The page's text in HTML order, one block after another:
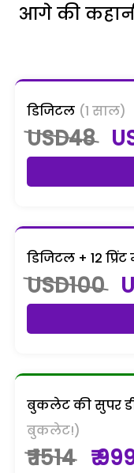
आगे की
डिजिटल (1 साल)
USD48
डिजिटल + 12
USD100
बुकलेट की सुपर
बुकलेट!)
₹ 1514 ₹